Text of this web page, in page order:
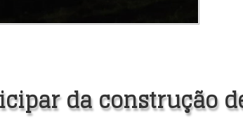
da construção